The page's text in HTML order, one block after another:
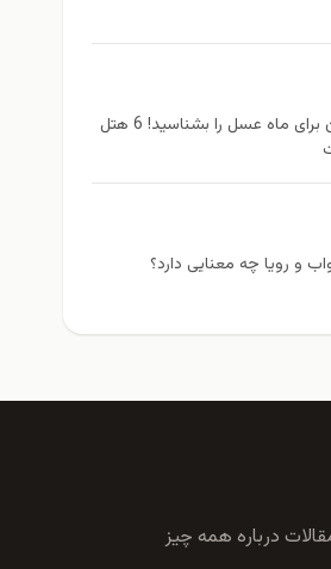
بهترین هتل تهران برای ماه عسل را بشناسید! 6 هتل
و رویا چه معنایی دارد؟
درباره همه چيز